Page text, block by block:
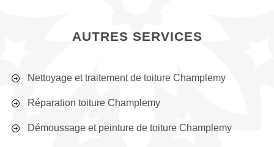
AUTRES SERVICES
Nettoyage et traitement de toiture Champlemy
Réparation toiture Champlemy
Démoussage et peinture de toiture Champlemy